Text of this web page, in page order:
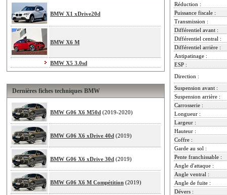
BMW X1 xDrive20d
BMW X6 M
BMW X5 3.0sd
Dernières fiches techniques BMW
BMW G06 X6 M50d (2019-2020)
BMW G06 X6 xDrive 40d (2019)
BMW G06 X6 xDrive 30d (2019)
BMW G06 X6 M Compétition (2019)
Réduction :
Puissance fiscale :
Transmission :
Différentiel avant :
Différentiel central :
Différentiel arrière :
Antipatinage :
ESP :
Direction :
Suspension avant :
Suspension arrière :
Carrosserie :
Longueur :
Largeur :
Hauteur :
Coffre :
Garde au sol :
Pente franchissable :
Angle d'attaque :
Angle ventral :
Angle de fuite :
Dévers :